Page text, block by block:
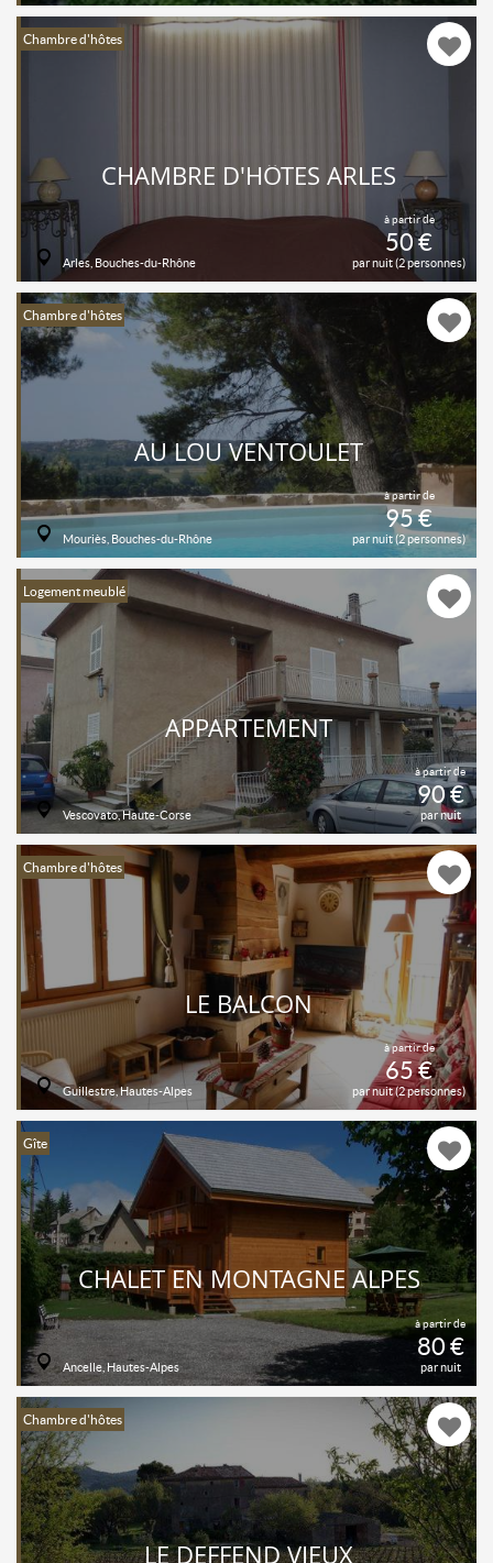
Chambre d'hôtes
à partir de
50 €
par nuit (2 personnes)
CHAMBRE D'HÔTES ARLES
Arles, Bouches-du-Rhône
Chambre d'hôtes
à partir de
95 €
par nuit (2 personnes)
AU LOU VENTOULET
Mouriès, Bouches-du-Rhône
Logement meublé
à partir de
90 €
par nuit
APPARTEMENT
Vescovato, Haute-Corse
Chambre d'hôtes
à partir de
65 €
par nuit (2 personnes)
LE BALCON
Guillestre, Hautes-Alpes
Gîte
à partir de
80 €
par nuit
CHALET EN MONTAGNE ALPES
Ancelle, Hautes-Alpes
Chambre d'hôtes
LE DEFFEND VIEUX